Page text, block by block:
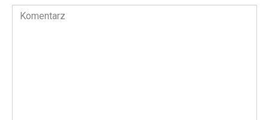
Komentarz